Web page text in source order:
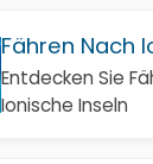
Fähren Nach
Entdecken Sie
Ionische Inseln